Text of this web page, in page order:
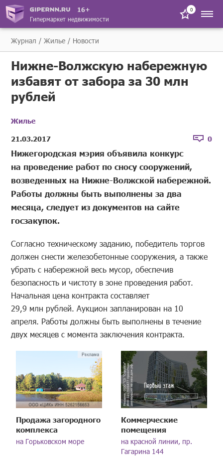
16+
Гипермаркет недвижимости
0
Журнал Жилье Новости
Нижне-Волжскую набережную
избавят от забора за 30 млн
рублей
Жилье
21.03.2017
0
Нижегородская мэрия объявила конкурс
на проведение работ по сносу сооружений,
возведенных на Нижне-Волжской набережной.
Работы должны быть выполнены за два
месяца, следует из документов на сайте
госзакупок.
Согласно техническому заданию, победитель торгов
должен снести железобетонные сооружения, а также
убрать с набережной весь мусор, обеспечив
безопасность и чистоту в зоне проведения работ.
Начальная цена контракта составляет
29,9 млн рублей. Аукцион запланирован на 10
апреля. Работы должны быть выполнены в течение
двух месяцев с момента заключения контракта.
Продажа загородного
комплекса
на Горьковском море
Коммерческие
помещения
на красной линии, пр.
Гагарина 144